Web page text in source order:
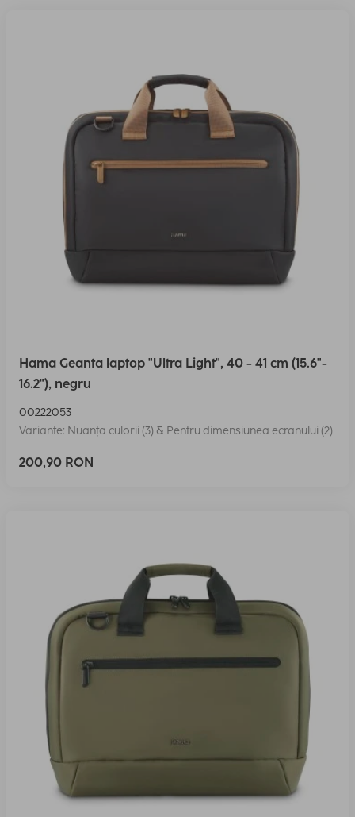
Hama Geanta laptop "Ultra Light", 40 - 41 cm (15.6"-
16.2"), negru
00222053
Variante: Nuanța culorii (3) & Pentru dimensiunea ecranului (2)
200,90 RON